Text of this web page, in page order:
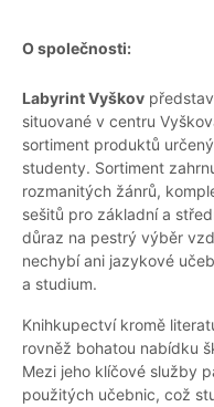
O společnosti:
Labyrint Vyškov
situované v centru
sortiment produktů
studenty. Sortiment
rozmanitých žánrů,
sešitů pro základní a
důraz na pestrý výběr
nechybí ani jazykové
a studium.
Knihkupectví kromě
rovněž bohatou nabídku
Mezi jeho klíčové služby
použitých učebnic, což